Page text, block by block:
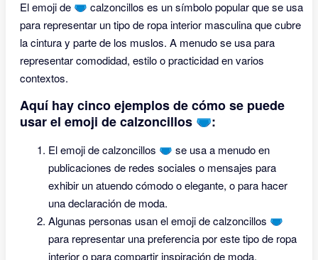
El emoji de 🩲 calzoncillos es un símbolo popular que se usa
para representar un tipo de ropa interior masculina que cubre
la cintura y parte de los muslos. A menudo se usa para
representar comodidad, estilo o practicidad en varios
contextos.
Aquí hay cinco ejemplos de cómo se puede
usar el emoji de calzoncillos 🩲:
El emoji de calzoncillos 🩲 se usa a menudo en
publicaciones de redes sociales o mensajes para
exhibir un atuendo cómodo o elegante, o para hacer
una declaración de moda.
Algunas personas usan el emoji de calzoncillos 🩲
para representar una preferencia por este tipo de ropa
interior o para compartir inspiración de moda.